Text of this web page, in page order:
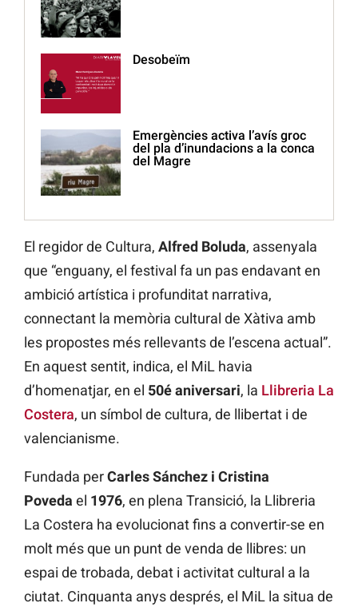
Desobeïm
Emergències activa l’avís groc
del pla d’inundacions a la conca
del Magre
El regidor de Cultura, Alfred Boluda, assenyala
que “enguany, el festival fa un pas endavant en
ambició artística i profunditat narrativa,
connectant la memòria cultural de Xàtiva amb
les propostes més rellevants de l’escena actual”.
En aquest sentit, indica, el MiL havia
d’homenatjar, en el 50é aniversari, la Llibreria La
Costera, un símbol de cultura, de llibertat i de
valencianisme.
Fundada perCarles Sánchez i Cristina
Poveda el 1976, en plena Transició, la Llibreria
La Costera ha evolucionat fins a convertir-se en
molt més que un punt de venda de llibres: un
espai de trobada, debat i activitat cultural a la
ciutat. Cinquanta anys després, el MiL la situa de